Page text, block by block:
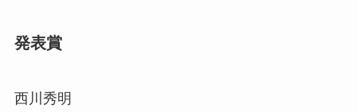
発表賞
西川秀明